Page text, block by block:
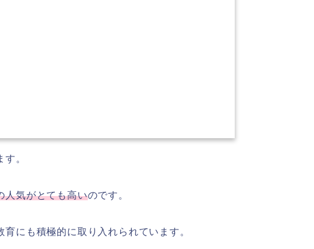
。
人気がとても高いのです。
にも積極的に取り入れられています。